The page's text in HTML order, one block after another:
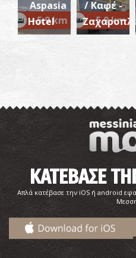
~5.9 km
Aspasia
Hotel
~5.9 km
/ Καφέ -
ΚΑΤΕΒΑΣΕ
Απλά κατέβασε την iOS ή android